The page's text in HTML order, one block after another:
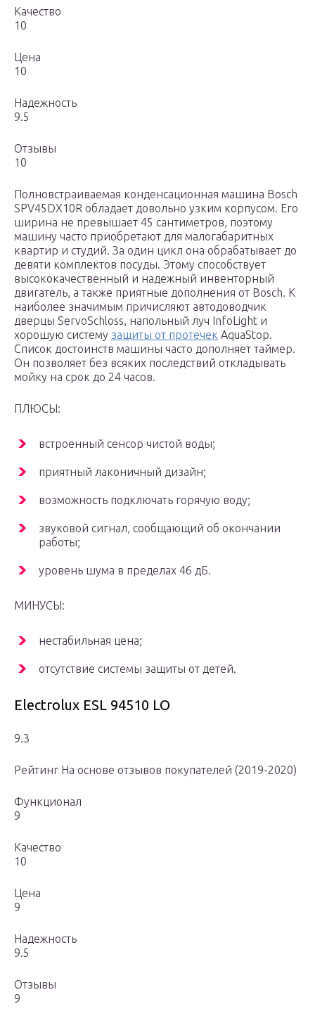
Качество
10
Цена
10
Надежность
9.5
Отзывы
10
Полновстраиваемая конденсационная машина Bosch
SPV45DX10R обладает довольно узким корпусом. Его
ширина не превышает 45 сантиметров, поэтому
машину часто приобретают для малогабаритных
квартир и студий. За один цикл она обрабатывает до
девяти комплектов посуды. Этому способствует
высококачественный и надежный инвенторный
двигатель, а также приятные дополнения от Bosch. К
наиболее значимым причисляют автодоводчик
дверцы ServoSchloss, напольный луч InfoLight и
хорошую систему защиты от протечек AquaStop.
Список достоинств машины часто дополняет таймер.
Он позволяет без всяких последствий откладывать
мойку на срок до 24 часов.
ПЛЮСЫ:
встроенный сенсор чистой воды;
приятный лаконичный дизайн;
возможность подключать горячую воду;
звуковой сигнал, сообщающий об окончании
работы;
уровень шума в пределах 46 дБ.
МИНУСЫ:
нестабильная цена;
отсутствие системы защиты от детей.
Electrolux ESL 94510 LO
9.3
Рейтинг На основе отзывов покупателей (2019-2020)
Функционал
9
Качество
10
Цена
9
Надежность
9.5
Отзывы
9